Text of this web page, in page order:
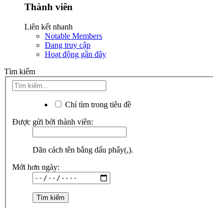
Thành viên
Liên kết nhanh
Notable Members
Đang truy cập
Hoạt động gần đây
Tìm kiếm
Chỉ tìm trong tiêu đề
Được gửi bởi thành viên:
Dãn cách tên bằng dấu phẩy(,).
Mới hơn ngày: